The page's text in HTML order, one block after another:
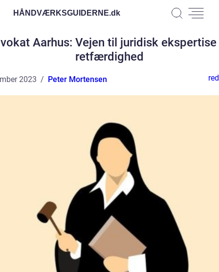
HÅNDVÆRKSGUIDERNE.dk
Aarhus: Vejen til juridisk
retfærdighed
2023 Peter Mortensen